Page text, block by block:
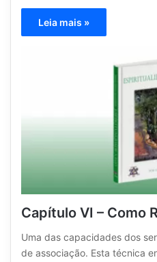
Leia mais »
Capítulo VI – Como
Uma das capacidades dos
de associação. Esta técnica